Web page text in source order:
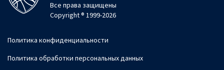
Все права защищены
Copyright ® 1999-2026
Политика конфиденциальности
Политика обработки персональных данных